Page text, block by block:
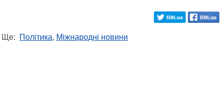
Ще: Політика, Міжнародні новини